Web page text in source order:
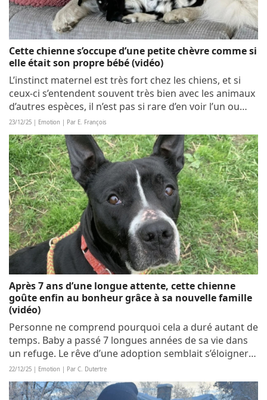
Cette chienne s’occupe d’une petite chèvre comme si
elle était son propre bébé (vidéo)
L’instinct maternel est très fort chez les chiens, et si
ceux-ci s’entendent souvent très bien avec les animaux
d’autres espèces, il n’est pas si rare d’en voir l’un ou
l’autre adopter un bébé qui n’est pas le leur. Cette
chienne Patou, elle,...
23/12/25 | Emotion | Par E. François
Après 7 ans d’une longue attente, cette chienne
goûte enfin au bonheur grâce à sa nouvelle famille
(vidéo)
Personne ne comprend pourquoi cela a duré autant de
temps. Baby a passé 7 longues années de sa vie dans
un refuge. Le rêve d’une adoption semblait s’éloigner
de jour en jour. Il aura cependant suffi d’un transfert
dans un nouveau refuge pour que...
22/12/25 | Emotion | Par C. Dutertre